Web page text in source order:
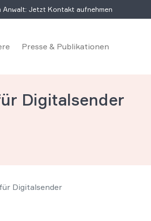
Jetzt Kontakt aufnehmen
Presse & Publikationen
Digitalsender
Digitalsender